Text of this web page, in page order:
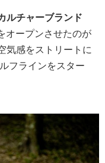
ルチャーブランド
オープンさせたのが
気感をストリートに
フラインをスター